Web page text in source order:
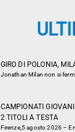
GIRO DI POLONIA,
Jonathan Milan non si
CAMPIONATI
2 TITOLI A TESTA
Firenze,5 agosto 2026 –